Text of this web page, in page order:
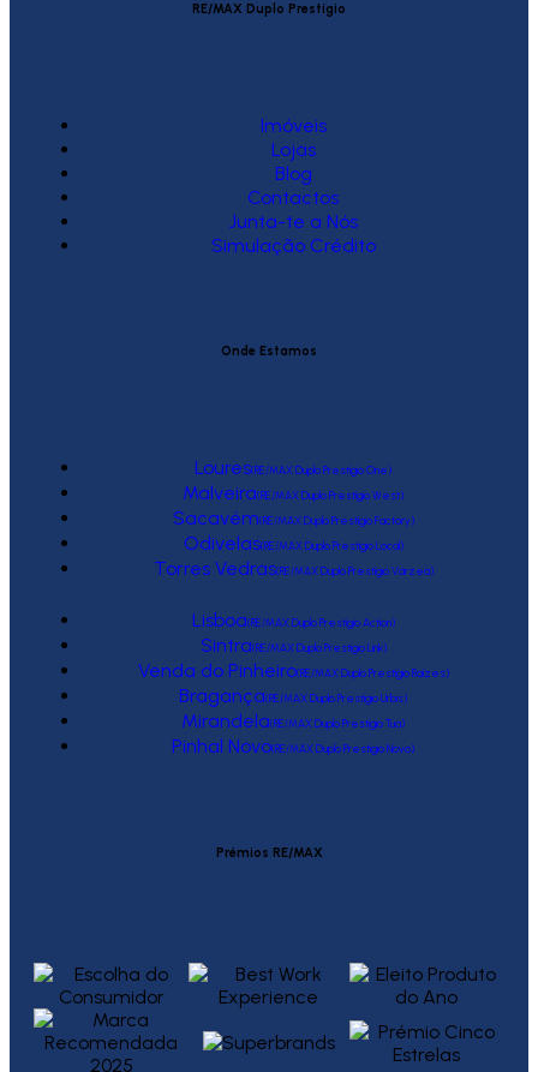
RE/MAX Duplo Prestígio
Imóveis
Lojas
Blog
Contactos
Junta-te a Nós
Simulação Crédito
Onde Estamos
Loures(RE/MAX Duplo Prestígio One)
Malveira(RE/MAX Duplo Prestígio West)
Sacavém(RE/MAX Duplo Prestígio Factory)
Odivelas(RE/MAX Duplo Prestígio Local)
Torres Vedras(RE/MAX Duplo Prestígio Várzea)
Lisboa(RE/MAX Duplo Prestígio Action)
Sintra(RE/MAX Duplo Prestígio Link)
Venda do Pinheiro(RE/MAX Duplo Prestígio Raízes)
Bragança(RE/MAX Duplo Prestígio Urbis)
Mirandela(RE/MAX Duplo Prestígio Tua)
Pinhal Novo(RE/MAX Duplo Prestígio Novo)
Prémios RE/MAX